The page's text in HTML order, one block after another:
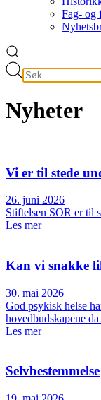
Fag- og
Nyheter
Vi er til stede
26. juni 2026
Stiftelsen SOR er til
Les mer
Kan vi snakke
30. mai 2026
God psykisk helse
hovedbudskapene
Les mer
Selvbestemmelse